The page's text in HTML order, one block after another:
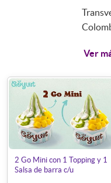
Ver
2 Go Mini con 1 Topping y 1
Salsa de barra c/u